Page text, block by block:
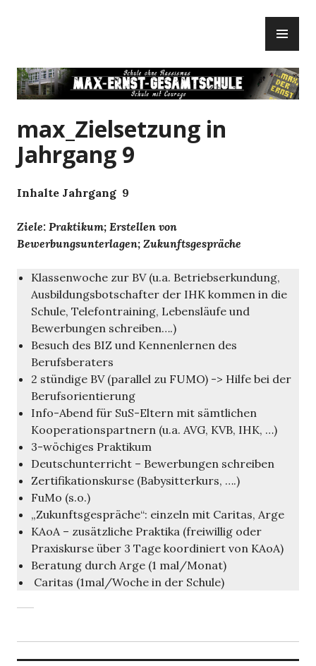
max_Zielsetzung in
Jahrgang 9
Inhalte Jahrgang 9
Ziele: Praktikum; Erstellen von
Bewerbungsunterlagen; Zukunftsgespräche
Klassenwoche zur BV (u.a. Betriebserkundung,
Ausbildungsbotschafter der IHK kommen in die
Schule, Telefontraining, Lebensläufe und
Bewerbungen schreiben….)
Besuch des BIZ und Kennenlernen des
Berufsberaters
2 stündige BV (parallel zu FUMO) -> Hilfe bei der
Berufsorientierung
Info-Abend für SuS-Eltern mit sämtlichen
Kooperationspartnern (u.a. AVG, KVB, IHK, …)
3-wöchiges Praktikum
Deutschunterricht – Bewerbungen schreiben
Zertifikationskurse (Babysitterkurs, ….)
FuMo (s.o.)
„Zukunftsgespräche“: einzeln mit Caritas, Arge
KAoA – zusätzliche Praktika (freiwillig oder
Praxiskurse über 3 Tage koordiniert von KAoA)
Beratung durch Arge (1 mal/Monat)
Caritas (1mal/Woche in der Schule)